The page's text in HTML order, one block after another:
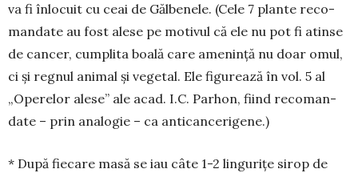
va fi înlo­cuit cu ceai de Gălbenele. (Cele 7 plante reco­
mandate au fost alese pe motivul că ele nu pot fi atinse
de cancer, cumplita boală care amenință nu doar omul,
ci și regnul animal și vegetal. Ele figurează în vol. 5 al
„Operelor alese” ale acad. I.C. Parhon, fiind recoman­
date – prin analogie – ca anticancerigene.)
* După fiecare masă se iau câte 1-2 lingurițe sirop de